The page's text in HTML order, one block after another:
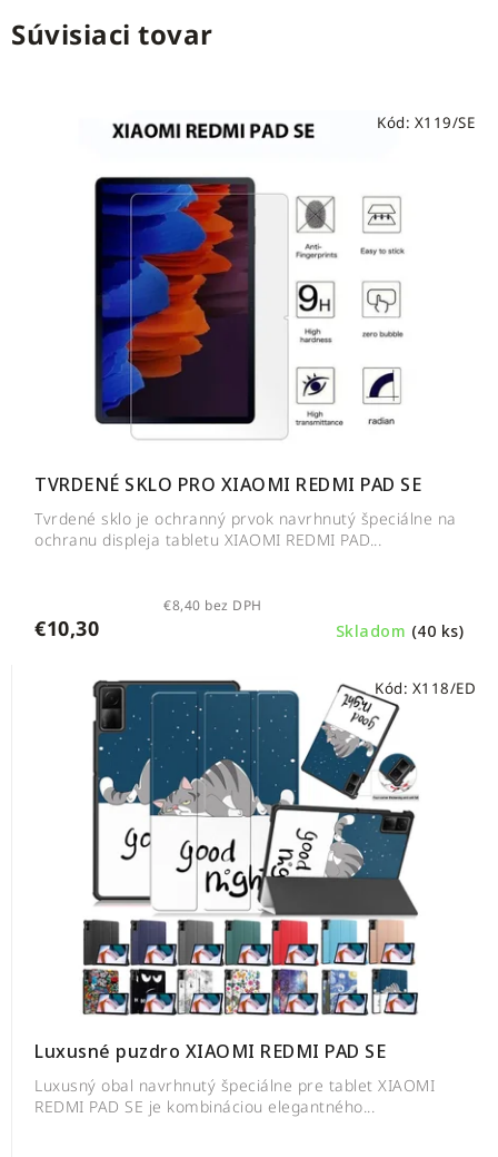
Súvisiaci tovar
TVRDENÉ SKLO PRO XIAOMI REDMI PAD SE
Skladom (40 ks)
€8,40 bez DPH
€10,30
Tvrdené sklo je ochranný prvok navrhnutý špeciálne na
ochranu displeja tabletu XIAOMI REDMI PAD...
Kód: X119/SE
Luxusné puzdro XIAOMI REDMI PAD SE
Luxusný obal navrhnutý špeciálne pre tablet XIAOMI
REDMI PAD SE je kombináciou elegantného...
Kód: X118/ED